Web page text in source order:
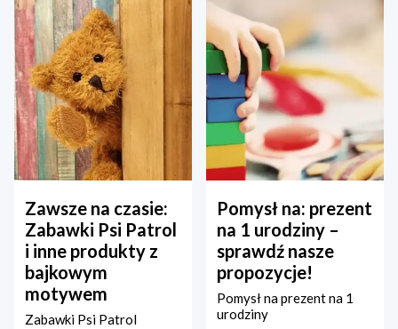
Zawsze na czasie:
Zabawki Psi Patrol
i inne produkty z
bajkowym
motywem
Zabawki Psi Patrol
Pomysł na: prezent
na 1 urodziny –
sprawdź nasze
propozycje!
Pomysł na prezent na 1
urodziny